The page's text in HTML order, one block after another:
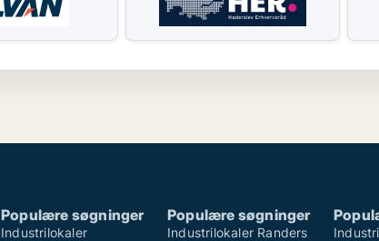
Populære søgninger
Industrilokaler
Populære søgninger
Industrilokaler Randers